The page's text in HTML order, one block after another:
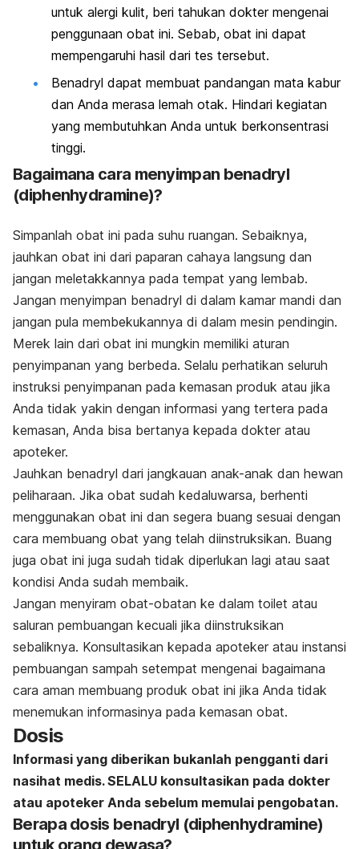
untuk alergi kulit, beri tahukan dokter mengenai
penggunaan obat ini. Sebab, obat ini dapat
mempengaruhi hasil dari tes tersebut.
Benadryl dapat membuat pandangan mata kabur
dan Anda merasa lemah otak. Hindari kegiatan
yang membutuhkan Anda untuk berkonsentrasi
tinggi.
Bagaimana cara menyimpan benadryl
(diphenhydramine)?
Simpanlah obat ini pada suhu ruangan. Sebaiknya,
jauhkan obat ini dari paparan cahaya langsung dan
jangan meletakkannya pada tempat yang lembab.
Jangan menyimpan benadryl di dalam kamar mandi dan
jangan pula membekukannya di dalam mesin pendingin.
Merek lain dari obat ini mungkin memiliki aturan
penyimpanan yang berbeda. Selalu perhatikan seluruh
instruksi penyimpanan pada kemasan produk atau jika
Anda tidak yakin dengan informasi yang tertera pada
kemasan, Anda bisa bertanya kepada dokter atau
apoteker.
Jauhkan benadryl dari jangkauan anak-anak dan hewan
peliharaan. Jika obat sudah kedaluwarsa, berhenti
menggunakan obat ini dan segera buang sesuai dengan
cara membuang obat yang telah diinstruksikan. Buang
juga obat ini juga sudah tidak diperlukan lagi atau saat
kondisi Anda sudah membaik.
Jangan menyiram obat-obatan ke dalam toilet atau
saluran pembuangan kecuali jika diinstruksikan
sebaliknya. Konsultasikan kepada apoteker atau instansi
pembuangan sampah setempat mengenai bagaimana
cara aman membuang produk obat ini jika Anda tidak
menemukan informasinya pada kemasan obat.
Dosis
Informasi yang diberikan bukanlah pengganti dari
nasihat medis. SELALU konsultasikan pada dokter
atau apoteker Anda sebelum memulai pengobatan.
Berapa dosis benadryl (diphenhydramine)
untuk orang dewasa?